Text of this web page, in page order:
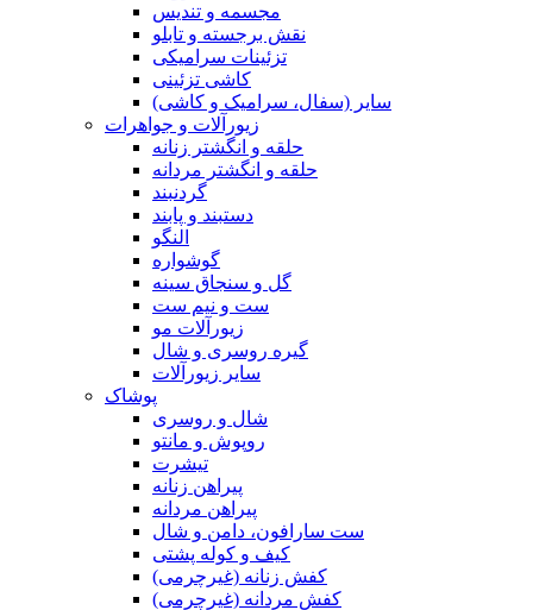
مجسمه و تندیس
نقش برجسته و تابلو
تزئینات سرامیکی
کاشی تزئینی
سایر (سفال، سرامیک و کاشی)
زیورآلات و جواهرات
حلقه و انگشتر زنانه
حلقه و انگشتر مردانه
گردنبند
دستبند و پابند
النگو
گوشواره
گل و سنجاق سینه
ست و نیم ست
زیورآلات مو
گیره روسری و شال
سایر زیورآلات
پوشاک
شال و روسری
روپوش و مانتو
تیشرت
پیراهن زنانه
پیراهن مردانه
ست سارافون، دامن و شال
کیف و کوله پشتی
کفش زنانه (غیرچرمی)
کفش مردانه (غیرچرمی)